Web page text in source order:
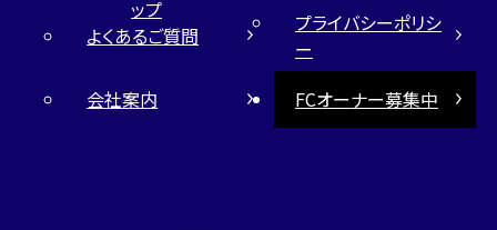
ップ
よくあるご質問
プライバシーポリシ
ー
会社案内
FCオーナー募集中